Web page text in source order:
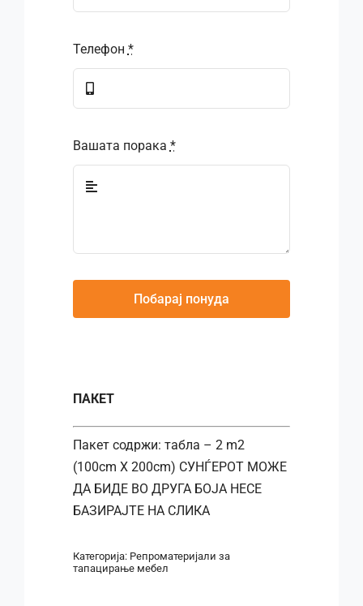
Телефон *
Вашата порака *
Побарај понуда
ПАКЕТ
Пакет содржи: табла – 2 m2
(100cm X 200cm) СУНЃЕРОТ МОЖЕ
ДА БИДЕ ВО ДРУГА БОЈА НЕСЕ
БАЗИРАЈТЕ НА СЛИКА
Категорија: Репроматеријали за
тапацирање мебел